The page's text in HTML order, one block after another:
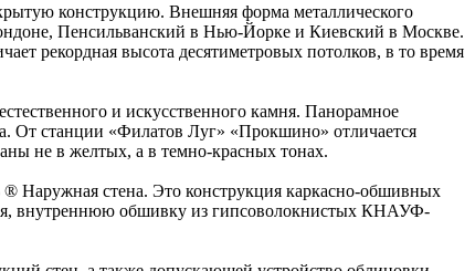
конструкцию. Внешняя форма металлического
Пенсильванский в Нью-Йорке и Киевский в Москве.
рекордная высота десятиметровых потолков, в то время
и искусственного камня. Панорамное
От станции «Филатов Луг» «Прокшино» отличается
не в желтых, а в темно-красных тонах.
стена. Это конструкция каркасно-обшивных
внутреннюю обшивку из гипсоволокнистых КНАУФ-